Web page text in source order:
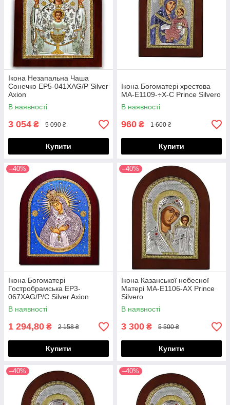
Ікона Незапальна Чаша
Сонечко EP5-041XAG/P Silver
Axion
В наявності
3 054 ₴ 5 090 ₴
Купити
Ікона Богоматері хрестова
MA-E1109-÷X-C Prince Silvero
В наявності
960 ₴ 1 600 ₴
Купити
–40%
Ікона Богоматері
Гостробрамська EP3-
067XAG/P/C Silver Axion
В наявності
1 294,80 ₴ 2 158 ₴
Купити
–40%
Ікона Казанської небесної
Матері MA-E1106-AX Prince
Silvero
В наявності
3 300 ₴ 5 500 ₴
Купити
–40% –40%